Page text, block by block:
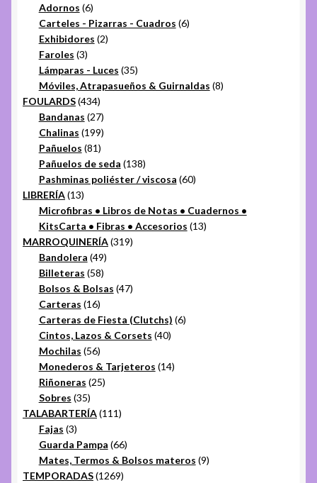
Adornos 66
productos
Carteles - Pizarras - Cuadros 66
Exhibidores 22
Faroles 33
productos
Lámparas - Luces 3535
productos
Móviles, Atrapasueños & Guirnaldas 88
FOULARDS 434434
productos
Bandanas 2727
productos
Chalinas 199199
productos
Pañuelos 8181
productos
Pañuelos de seda 138138
productos
Pashminas poliéster / viscosa 6060
LIBRERÍA 1313
productos
Microfibras • Libros de Notas • Cuadernos •
KitsCarta • Fibras • Accesorios 1313
MARROQUINERÍA 319319
Bandolera 4949
productos
Billeteras 5858
productos
Bolsos & Bolsas 4747
Carteras 1616
productos
Carteras de Fiesta (Clutchs) 66
Cintos, Lazos & Corsets 4040
Mochilas 5656
productos
Monederos & Tarjeteros 1414
Riñoneras 2525
Sobres 3535
productos
TALABARTERÍA 111111
Fajas 33
productos
Guarda Pampa 6666
productos
Mates, Termos & Bolsos materos 99
TEMPORADAS 12691269